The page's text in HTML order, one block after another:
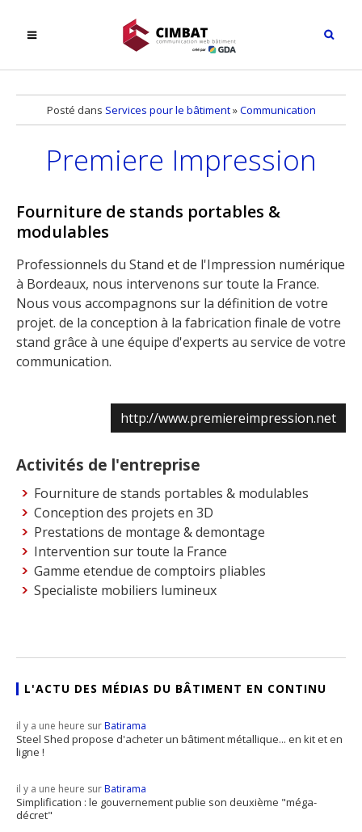
Posté dans Services pour le bâtiment»Communication
Premiere Impression
Fourniture de stands portables &
modulables
Professionnels du Stand et de l'Impression numérique
à Bordeaux, nous intervenons sur toute la France.
Nous vous accompagnons sur la définition de votre
projet. de la conception à la fabrication finale de votre
stand grâce à une équipe d'experts au service de votre
communication.
http://www.premiereimpression.net
Activités de l'entreprise
Fourniture de stands portables & modulables
Conception des projets en 3D
Prestations de montage & demontage
Intervention sur toute la France
Gamme etendue de comptoirs pliables
Specialiste mobiliers lumineux
L'ACTU DES MÉDIAS DU BÂTIMENT EN CONTINU
il y a une heure surBatirama
Steel Shed propose d'acheter un bâtiment métallique... en kit et en
ligne !
il y a une heure surBatirama
Simplification : le gouvernement publie son deuxième "méga-
décret"